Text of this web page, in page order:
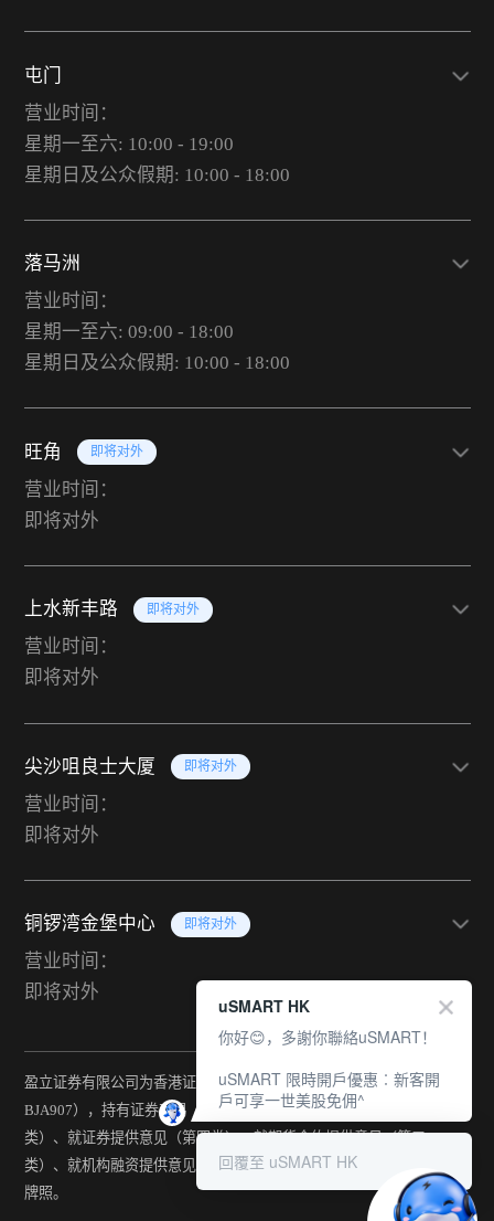
屯门
营业时间：
星期一至六: 10:00 - 19:00
星期日及公众假期: 10:00 - 18:00
落马洲
营业时间：
星期一至六: 09:00 - 18:00
星期日及公众假期: 10:00 - 18:00
旺角 即将对外
营业时间：
即将对外
上水新丰路 即将对外
营业时间：
即将对外
尖沙咀良士大厦 即将对外
营业时间：
即将对外
铜锣湾金堡中心 即将对外
营业时间：
即将对外
盈立证券有限公司为香港证监会持牌法团（中央编号：
BJA907），持有证券交易（第一类）、期货合约交易（第二
类）、就证券提供意见（第四类）、就期货合约提供意见（第五
类）、就机构融资提供意见（第六类）及提供资产管理（第九类）
牌照。
uSMART HK
你好😊，多謝你聯絡uSMART！
uSMART 限時開戶優惠︰新客開
戶可享一世美股免佣^
回覆至 uSMART HK